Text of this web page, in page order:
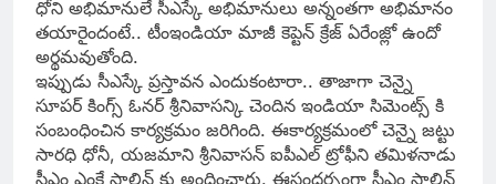
ధోని అభిమానులే సీఎస్కే అభిమానులు అన్నంతగా అభిమానం
తయారైందంటే.. టీంఇండియా మాజీ కెప్టెన్ క్రేజ్ ఏరేంజ్లో ఉందో
అర్థమవుతోంది.
ఇప్పుడు సీఎస్కే ప్రస్తావన ఎందుకంటారా.. తాజాగా చెన్నై
సూపర్ కింగ్స్ ఓనర్ శ్రీనివాసన్కి చెందిన ఇండియా సిమెంట్స్ కి
సంబంధించిన కార్యక్రమం జరిగింది. ఈకార్యక్రమంలో చెన్నై జట్టు
సారధి ధోనీ, యజమాని శ్రీనివాసన్ ఐపీఎల్ ట్రోఫీని తమిళనాడు
సీఎం ఎంకే స్టాలిన్ కు అందించారు. ఈసందర్భంగా సీఎం స్టాలిన్